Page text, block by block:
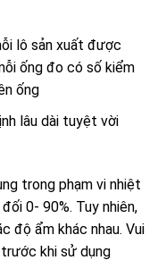
lô sản xuất được
ống đo có số kiểm
ống
lâu dài tuyệt vời
trong phạm vi nhiệt
0- 90%. Tuy nhiên,
độ ẩm khác nhau. Vui
khi sử dụng